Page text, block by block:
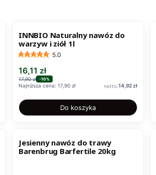
INNBIO Naturalny nawóz do
warzyw i ziół 1l
5.0
Cena promocyjna
16,11 zł
17,90 zł -10%
Najniższa cena: 17,90 zł Cena
14,92 zł
Do koszyka
Jesienny nawóz do trawy
Barenbrug Barfertile 20kg